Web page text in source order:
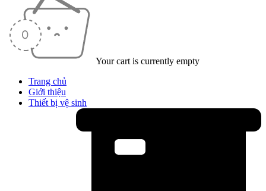
Your cart is currently empty
Trang chủ
Giới thiệu
Thiết bị vệ sinh